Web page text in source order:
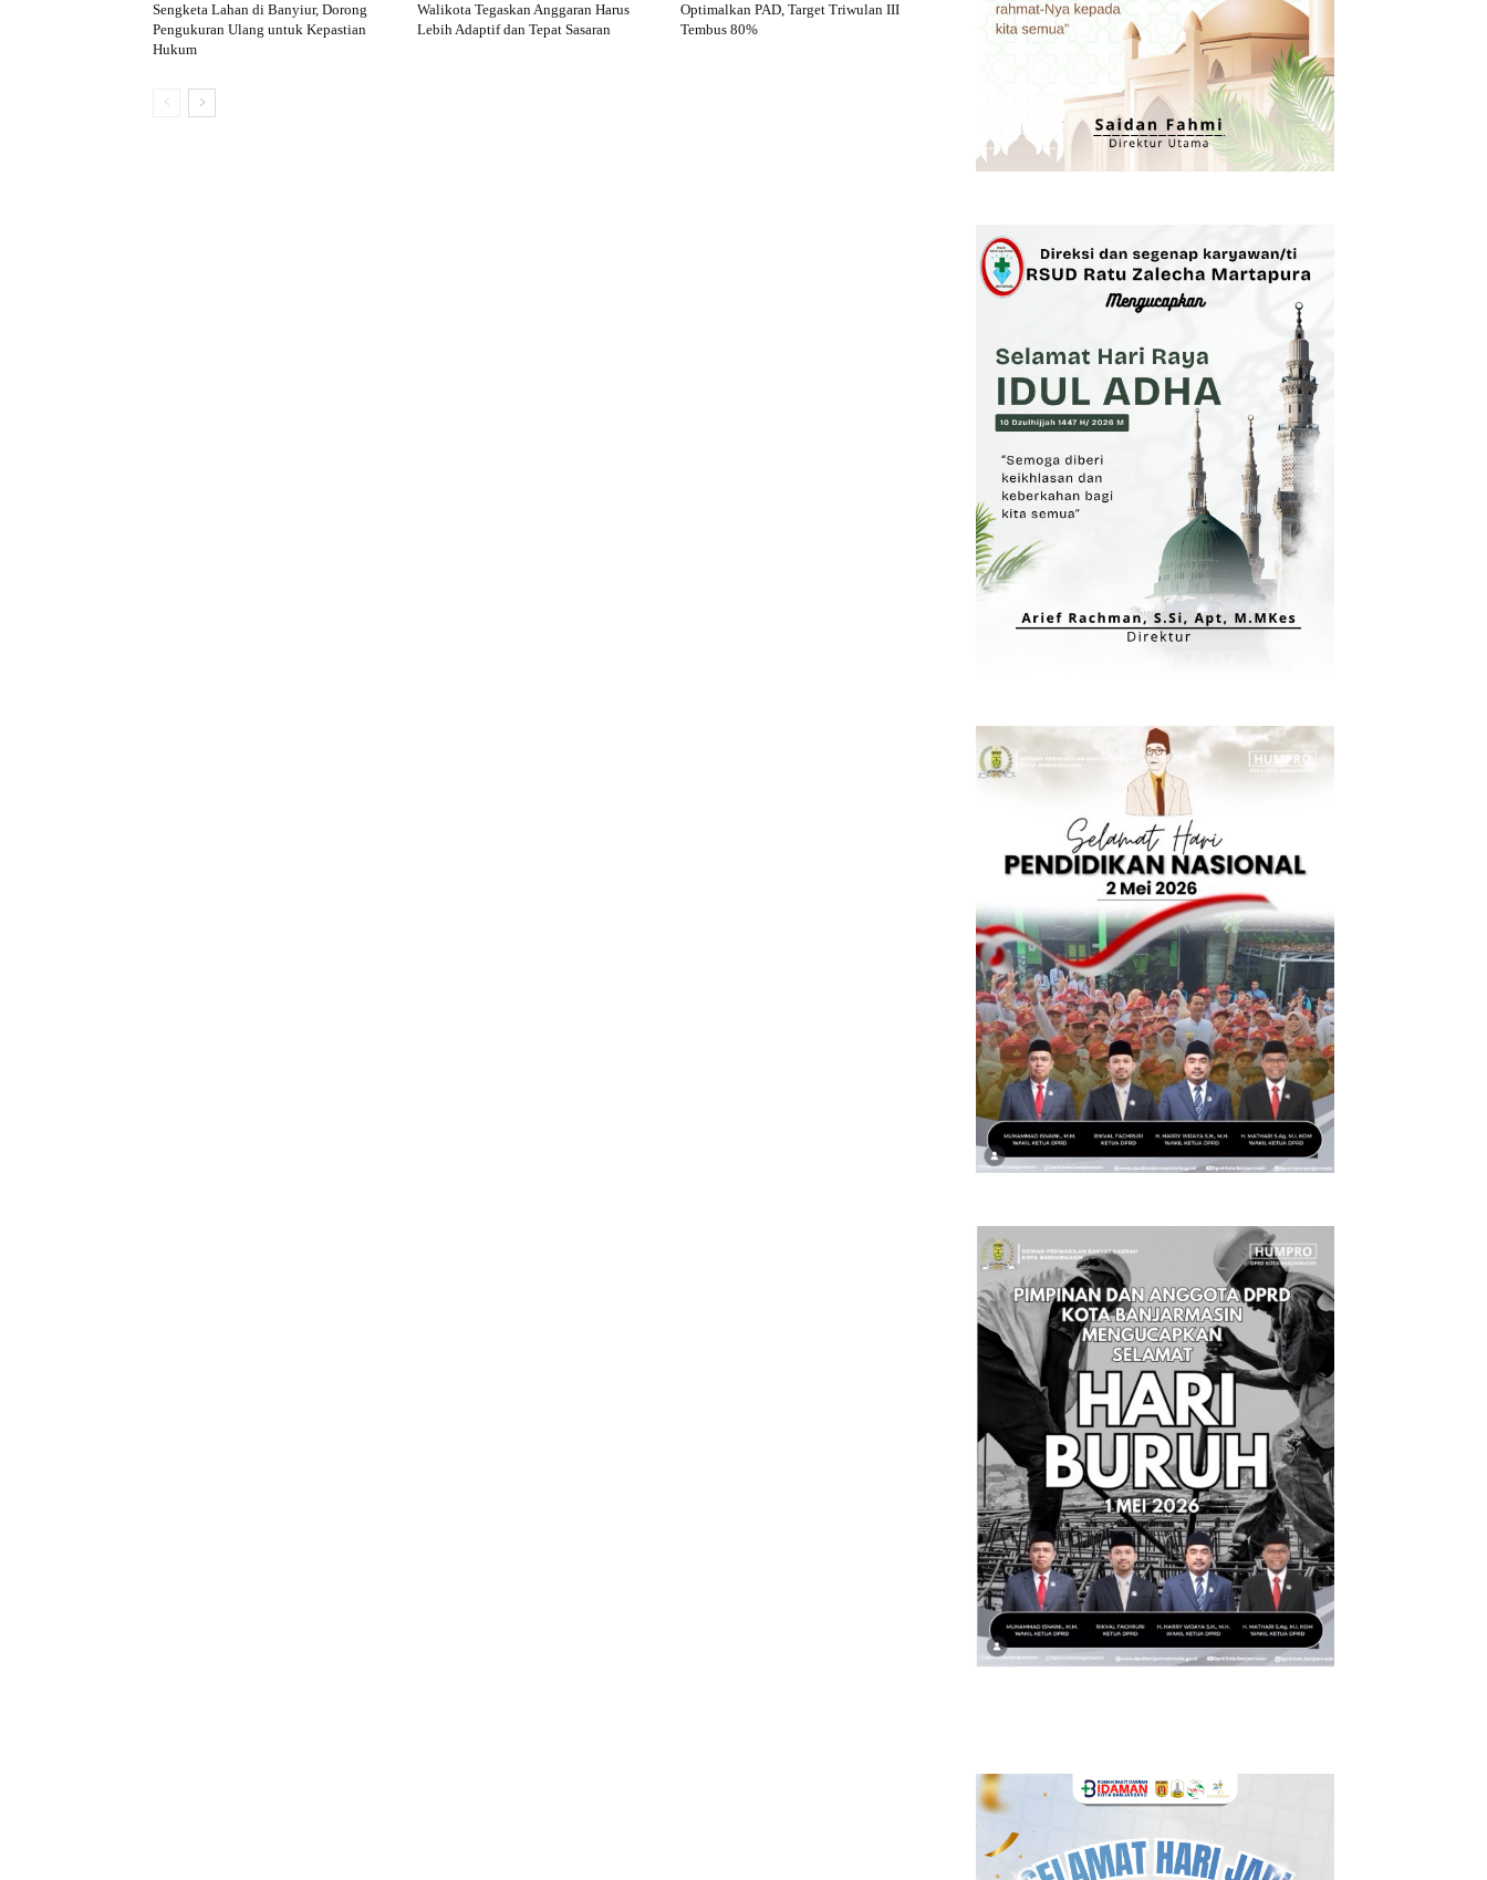
Sengketa Lahan di Banyiur, Dorong
Pengukuran Ulang untuk Kepastian
Hukum
Walikota Tegaskan Anggaran Harus
Lebih Adaptif dan Tepat Sasaran
Optimalkan PAD, Target Triwulan III
Tembus 80%